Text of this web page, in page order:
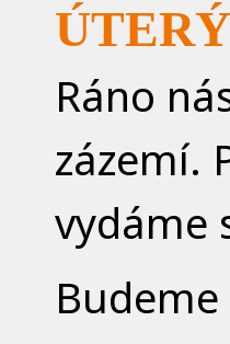
Ráno
zázemí.
vydáme